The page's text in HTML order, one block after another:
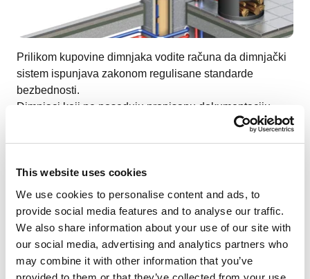
This website uses cookies
We use cookies to personalise content and ads, to
provide social media features and to analyse our traffic.
We also share information about your use of our site with
our social media, advertising and analytics partners who
may combine it with other information that you’ve
Prilikom kupovine dimnjaka vodite računa da dimnjački
sistem ispunjava zakonom regulisane standarde
bezbednosti.
Dimnjaci koji ne poseduju propisanu dokumentaciju
mogu izazvati katastrofalne posledice po ljudsko